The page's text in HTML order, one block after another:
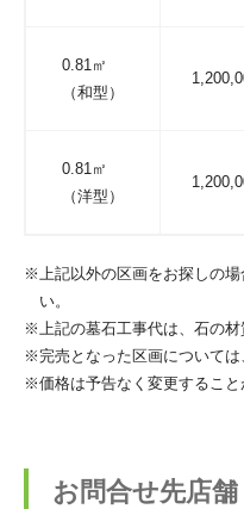
0.81㎡
（和型）
0.81㎡
（洋型）
※上記以外の区画をお探しの
い。
※上記の墓石工事代は、石の材
※完売となった区画については
※価格は予告なく変更すること
お問合せ先店舗